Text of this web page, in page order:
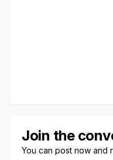
Join the
You can post now and